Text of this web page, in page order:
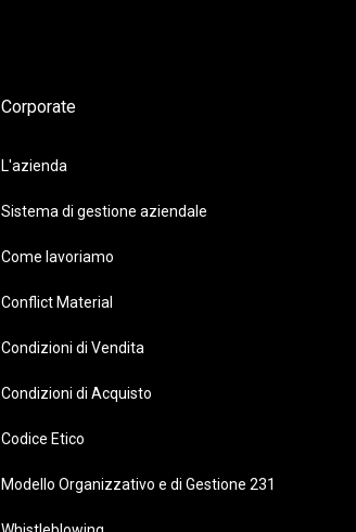
Corporate
L'azienda
Sistema di gestione aziendale
Come lavoriamo
Conflict Material
Condizioni di Vendita
Condizioni di Acquisto
Codice Etico
Modello Organizzativo e di Gestione 231